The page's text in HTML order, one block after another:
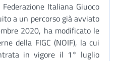
Italiana Giuoco
a un percorso già avviato
2020, ha modificato le
della FIGC (NOIF), la cui
in vigore il 1° luglio